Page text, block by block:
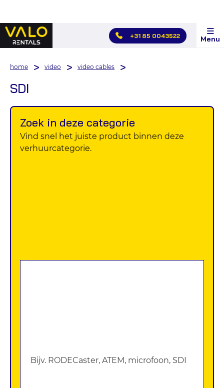
Hoofdmenu
overslaan
+31 85 0043522 Menu
home video video cables
SDI
Zoek in deze categorie
Vind snel het juiste product binnen deze
verhuurcategorie.